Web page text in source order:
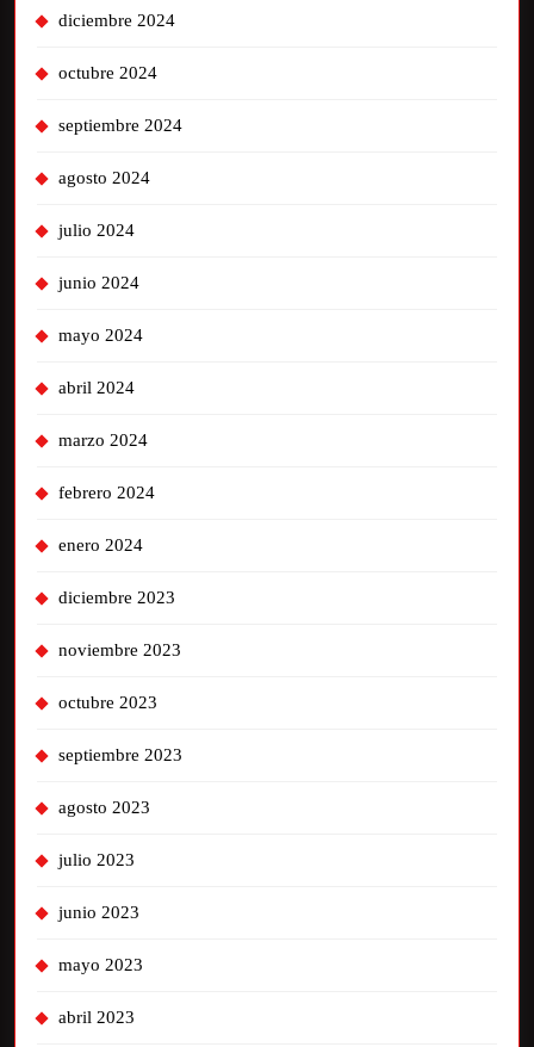
diciembre 2024
octubre 2024
septiembre 2024
agosto 2024
julio 2024
junio 2024
mayo 2024
abril 2024
marzo 2024
febrero 2024
enero 2024
diciembre 2023
noviembre 2023
octubre 2023
septiembre 2023
agosto 2023
julio 2023
junio 2023
mayo 2023
abril 2023